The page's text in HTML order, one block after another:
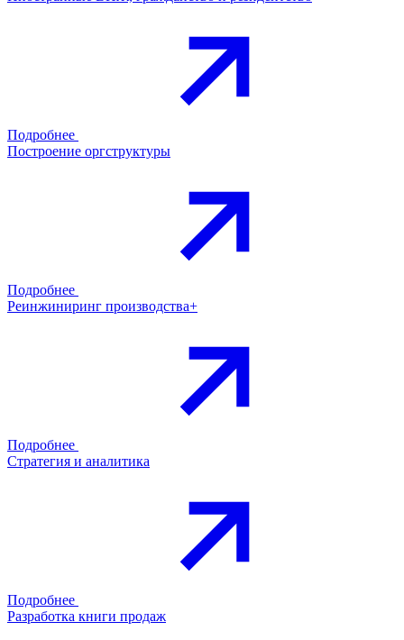
Подробнее
Построение оргструктуры
Подробнее
Реинжиниринг производства+
Подробнее
Стратегия и аналитика
Подробнее
Разработка книги продаж